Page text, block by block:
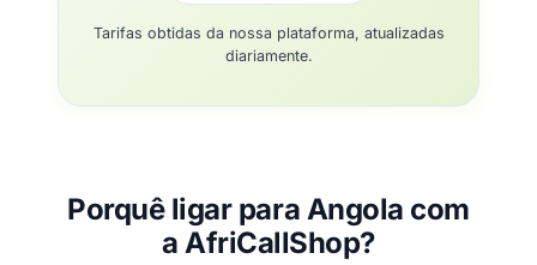
Tarifas obtidas da nossa plataforma, atualizadas
diariamente.
Porquê ligar para Angola com
a AfriCallShop?